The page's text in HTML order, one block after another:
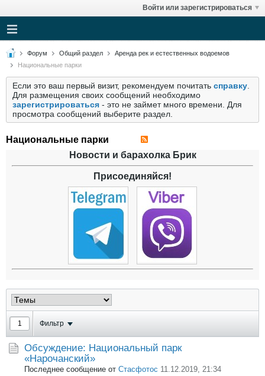
Войти или зарегистрироваться
Форум Общий раздел
Аренда рек и естественных водоемов
Национальные парки
Если это ваш первый визит, рекомендуем почитать справку
Для размещения своих сообщений необходимо
зарегистрироваться - это не займет много времени. Для
просмотра сообщений выберите раздел.
Национальные парки
Новости и барахолка Брик
Присоединяйся!
Фильтр
Обсуждение: Национальный парк
«Нарочанский»
Последнее сообщение от Стасфотос 11.12.2019, 21:34